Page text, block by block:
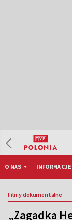
O NAS
Filmy dokumentalne
„Zagadka